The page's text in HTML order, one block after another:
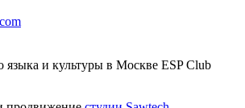
языка и культуры в Москве ESP Club